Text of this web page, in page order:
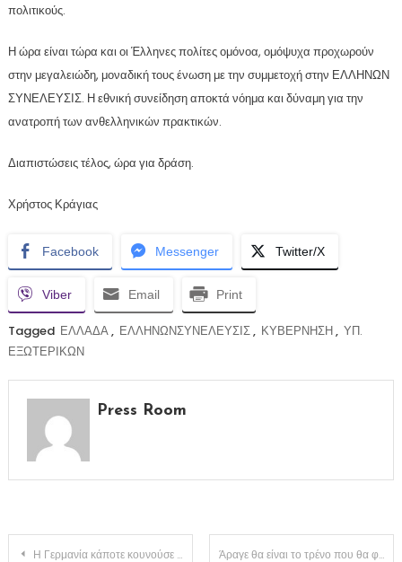
πολιτικούς.
Η ώρα είναι τώρα και οι Έλληνες πολίτες ομόνοα, ομόψυχα προχωρούν
στην μεγαλειώδη, μοναδική τους ένωση με την συμμετοχή στην ΕΛΛΗΝΩΝ
ΣΥΝΕΛΕΥΣΙΣ. Η εθνική συνείδηση αποκτά νόημα και δύναμη για την
ανατροπή των ανθελληνικών πρακτικών.
Διαπιστώσεις τέλος, ώρα για δράση.
Χρήστος Κράγιας
Facebook Messenger Twitter/X
Viber Email Print
Tagged ΕΛΛΑΔΑ, ΕΛΛΗΝΩΝΣΥΝΕΛΕΥΣΙΣ, ΚΥΒΕΡΝΗΣΗ, ΥΠ.
ΕΞΩΤΕΡΙΚΩΝ
Press Room
Πλοήγηση
Η Γερμανία κάποτε κουνούσε το δάχτυλο στην Ελλάδα και τώρα είναι σε πανικό.. Άραγε θα είναι το τρένο που θα φέρει την δικαιοσύνη;;;(ΒΙΝΤΕΟ)